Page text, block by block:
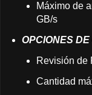
Máximo de
GB/s
OPCIONES
Revisión de
Cantidad